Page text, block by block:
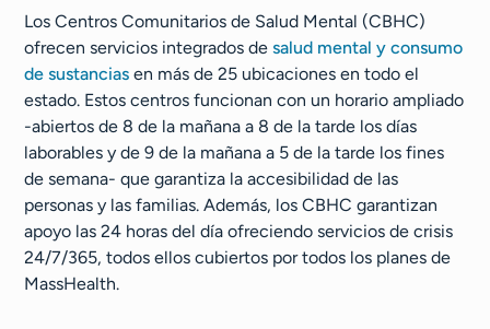
Los Centros Comunitarios de Salud Mental (CBHC)
ofrecen servicios integrados desalud mental y consumo
de sustancias en más de 25 ubicaciones en todo el
estado. Estos centros funcionan con un horario ampliado
-abiertos de 8 de la mañana a 8 de la tarde los días
laborables y de 9 de la mañana a 5 de la tarde los fines
de semana- que garantiza la accesibilidad de las
personas y las familias. Además, los CBHC garantizan
apoyo las 24 horas del día ofreciendo servicios de crisis
24/7/365, todos ellos cubiertos por todos los planes de
MassHealth.